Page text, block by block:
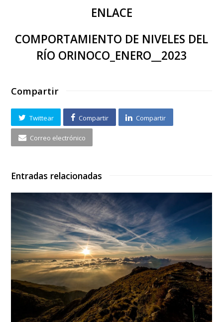
ENLACE
COMPORTAMIENTO DE NIVELES DEL
RÍO ORINOCO_ENERO__2023
Compartir
Twittear Compartir Compartir
Correo electrónico
Entradas relacionadas